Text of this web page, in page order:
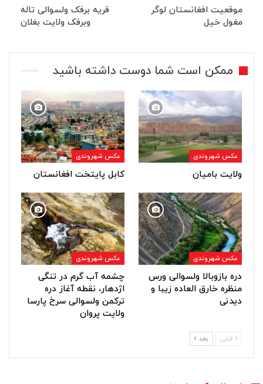
موقعیت افغانستان لوگر
مغول خیل
قریه برفک ولسوالی تاله
وبرفک ولایت بغلان
ممکن است شما دوست داشته باشید
عکس شهروندی
ولایت بامیان
عکس شهروندی
کابل پایتخت افغانستان
عکس شهروندی
دره بازوبالا ولسوالی ورس
منظره خارق العاده زیبا و
دیدنی
عکس شهروندی
چشمه آب گرم در تنگی
اژدهار، نقطه آغاز دره
ترکمن ولسوالی سرخ پارسا
ولایت پروان
قبلی بعد